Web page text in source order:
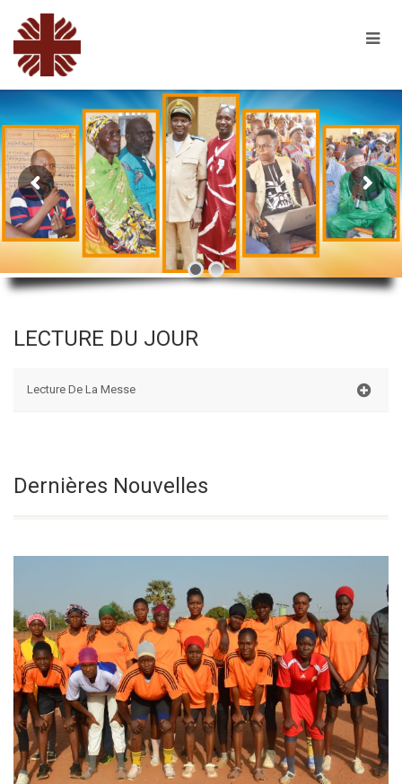
LECTURE DU JOUR
Lecture De La Messe
La 18e Semaine
Du Temps Ordinaire
Dernières Nouvelles